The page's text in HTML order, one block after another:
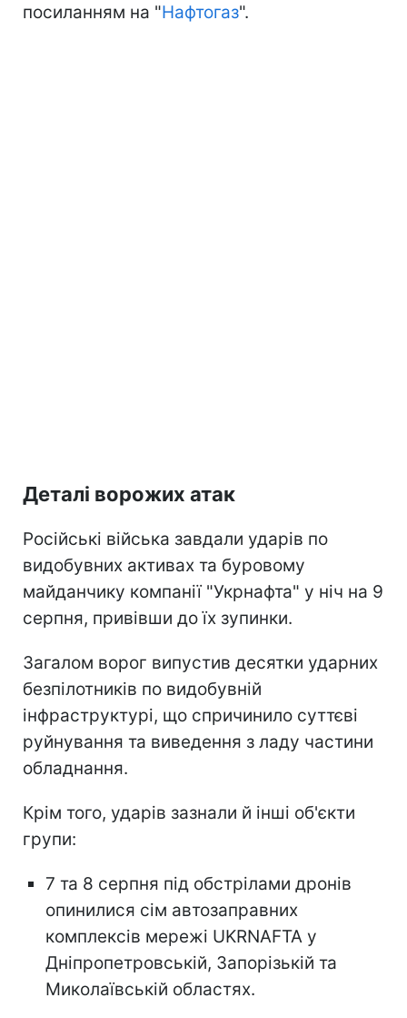
посиланням на "Нафтогаз".
Деталі ворожих атак
Російські війська завдали ударів по
видобувних активах та буровому
майданчику компанії "Укрнафта" у ніч на 9
серпня, привівши до їх зупинки.
Загалом ворог випустив десятки ударних
безпілотників по видобувній
інфраструктурі, що спричинило суттєві
руйнування та виведення з ладу частини
обладнання.
Крім того, ударів зазнали й інші об'єкти
групи:
7 та 8 серпня під обстрілами дронів
опинилися сім автозаправних
комплексів мережі UKRNAFTA у
Дніпропетровській, Запорізькій та
Миколаївській областях.